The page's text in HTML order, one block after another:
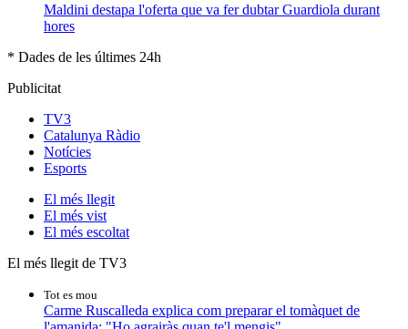
Maldini destapa l'oferta que va fer dubtar Guardiola durant
hores
* Dades de les últimes 24h
Publicitat
TV3
Catalunya Ràdio
Notícies
Esports
El més llegit
El més vist
El més escoltat
El més llegit de TV3
Tot es mou
Carme Ruscalleda explica com preparar el tomàquet de